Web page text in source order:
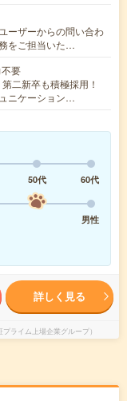
ーザーからの問い合わ
をご担当いた…
要
二新卒も積極採用！
ニケーション…
50代
60代
男性
詳しく見る
ライム上場企業グループ）